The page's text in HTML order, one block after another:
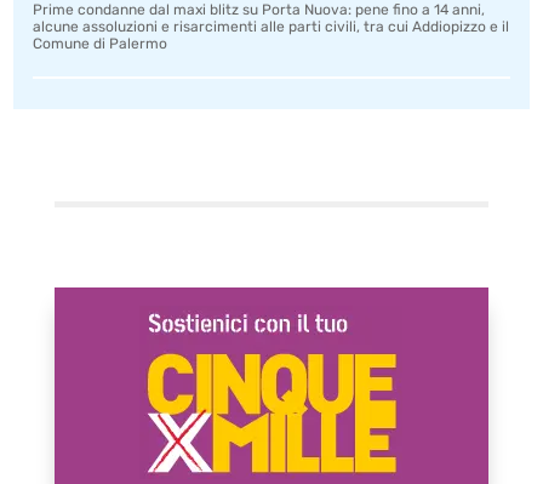
Prime condanne dal maxi blitz su Porta Nuova: pene fino a 14 anni,
alcune assoluzioni e risarcimenti alle parti civili, tra cui Addiopizzo e il
Comune di Palermo